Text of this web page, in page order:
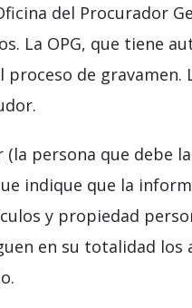
del Procurador
La OPG, que tiene
de gravamen.
persona que debe
indique que la
y propiedad
en su totalidad